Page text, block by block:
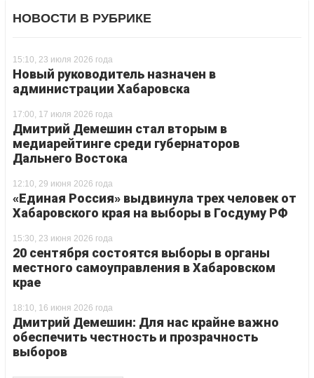
НОВОСТИ В РУБРИКЕ
15:10, 23 июля 2026 года
Новый руководитель назначен в
администрации Хабаровска
17:00, 17 июля 2026 года
Дмитрий Демешин стал вторым в
медиарейтинге среди губернаторов
Дальнего Востока
12:10, 29 июня 2026 года
«Единая Россия» выдвинула трех человек от
Хабаровского края на выборы в Госдуму РФ
15:30, 23 июня 2026 года
20 сентября состоятся выборы в органы
местного самоуправления в Хабаровском
крае
18:10, 16 июня 2026 года
Дмитрий Демешин: Для нас крайне важно
обеспечить честность и прозрачность
выборов